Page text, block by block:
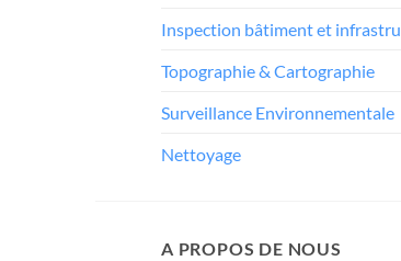
Inspection bâtiment et
Topographie & Cartographie
Surveillance Environnementale
Nettoyage
A PROPOS DE NOUS